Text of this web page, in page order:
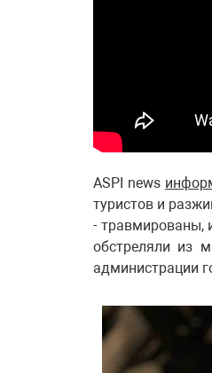
ASPI news
туристов и
- травмированы,
обстреляли из
администрации